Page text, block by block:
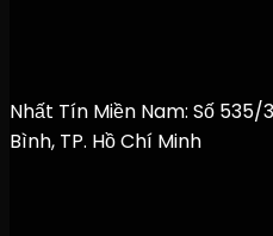
Nhất Tín Miền Nam: Số 535/
Bình, TP. Hồ Chí Minh